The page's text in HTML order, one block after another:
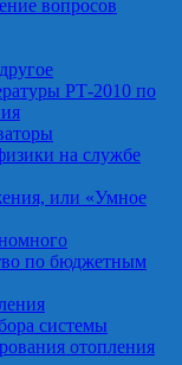
вопросов
РТ-2010 по
на службе
или «Умное
по бюджетным
системы
отопления